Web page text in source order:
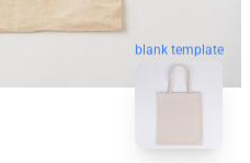
blank template